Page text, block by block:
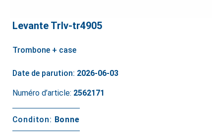
Levante Trlv-tr4905
Trombone + case
Date de parution: 2026-06-03
Numéro d’article: 2562171
Conditon: Bonne